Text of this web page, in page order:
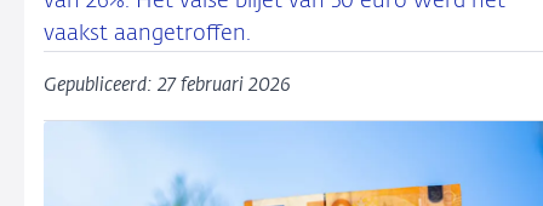
vaakst aangetroffen.
Gepubliceerd: 27 februari 2026